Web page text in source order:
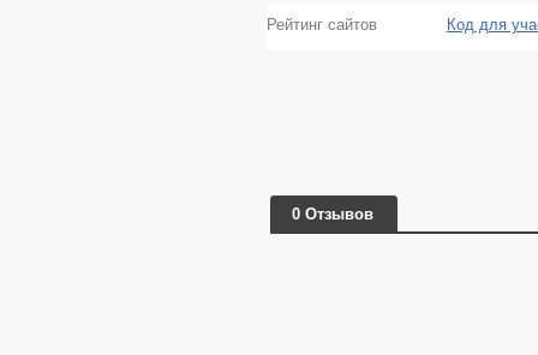
Рейтинг сайтов Код для
0 Отзывов